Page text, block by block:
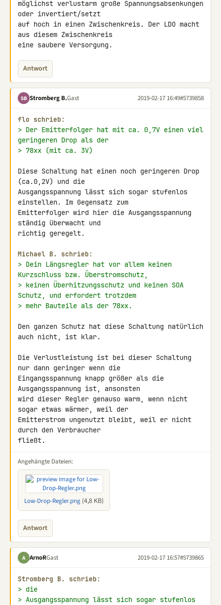
möglichst verlustarm große Spannungsabsenkungen
oder invertiert/setzt
auf hoch in einen Zwischenkreis. Der LDO macht
aus diesem Zwischenkreis
eine saubere Versorgung.
Antwort
SB Stromberg B.Gast 2019-02-17 16:49#5739858
flo schrieb:
> Der Emitterfolger hat mit ca. 0,7V einen viel
geringeren Drop als der
> 78xx (mit ca. 3V)
Diese Schaltung hat einen noch geringeren Drop
(ca.0,2V) und die
Ausgangsspannung lässt sich sogar stufenlos
einstellen. Im Gegensatz zum
Emitterfolger wird hier die Ausgangsspannung
ständig überwacht und
richtig geregelt.
Michael B. schrieb:
> Dein Längsregler hat vor allem keinen
Kurzschluss bzw. Überstromschutz,
> keinen Überhitzungsschutz und keinen SOA
Schutz, und erfordert trotzdem
> mehr Bauteile als der 78xx.
Den ganzen Schutz hat diese Schaltung natürlich
auch nicht, ist klar.
Die Verlustleistung ist bei dieser Schaltung
nur dann geringer wenn die
Eingangsspannung knapp größer als die
Ausgangsspannung ist, ansonsten
wird dieser Regler genauso warm, wenn nicht
sogar etwas wärmer, weil der
Emitterstrom ungenutzt bleibt, weil er nicht
durch den Verbraucher
fließt.
Angehängte Dateien:
Low-Drop-Regler.png (4,8 KB)
Antwort
A ArnoRGast 2019-02-17 16:57#5739865
Stromberg B. schrieb:
> die
> Ausgangsspannung lässt sich sogar stufenlos